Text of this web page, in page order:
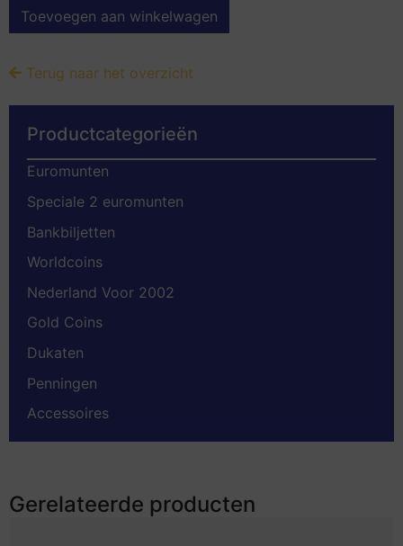
Toevoegen aan winkelwagen
Terug naar het overzicht
Productcategorieën
Euromunten
Speciale 2 euromunten
Bankbiljetten
Worldcoins
Nederland Voor 2002
Gold Coins
Dukaten
Penningen
Accessoires
Gerelateerde producten